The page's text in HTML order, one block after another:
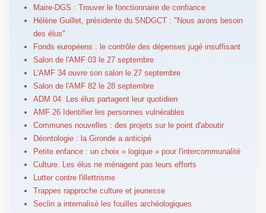
Maire-DGS : Trouver le fonctionnaire de confiance
Hélène Guillet, présidente du SNDGCT : "Nous avons besoin
des élus"
Fonds européens : le contrôle des dépenses jugé insuffisant
Salon de l'AMF 03 le 27 septembre
L'AMF 34 ouvre son salon le 27 septembre
Salon de l'AMF 82 le 28 septembre
ADM 04 Les élus partagent leur quotidien
AMF 26 Identifier les personnes vulnérables
Communes nouvelles : des projets sur le point d'aboutir
Déontologie : la Gironde a anticipé
Petite enfance : un choix « logique » pour l'intercommunalité
Culture. Les élus ne ménagent pas leurs efforts
Lutter contre l'illettrisme
Trappes rapproche culture et jeunesse
Seclin a internalisé les fouilles archéologiques